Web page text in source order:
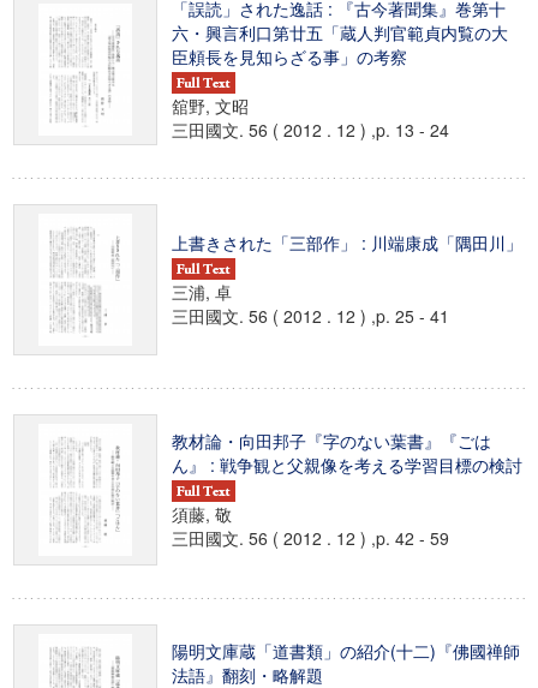
「誤読」された逸話 : 『古今著聞集』巻第十
六・興言利口第廿五「蔵人判官範貞内覧の大
臣頼長を見知らざる事」の考察
舘野, 文昭
三田國文. 56 ( 2012 . 12 ) ,p. 13 - 24
上書きされた「三部作」 : 川端康成「隅田川」
三浦, 卓
三田國文. 56 ( 2012 . 12 ) ,p. 25 - 41
教材論・向田邦子『字のない葉書』『ごは
ん』 : 戦争観と父親像を考える学習目標の検討
須藤, 敬
三田國文. 56 ( 2012 . 12 ) ,p. 42 - 59
陽明文庫蔵「道書類」の紹介(十二)『佛國禅師
法語』翻刻・略解題